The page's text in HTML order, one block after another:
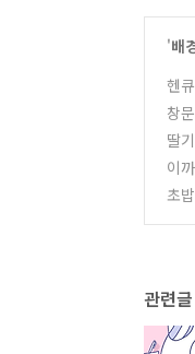
'배
헨
창
딸
이
초
관련글